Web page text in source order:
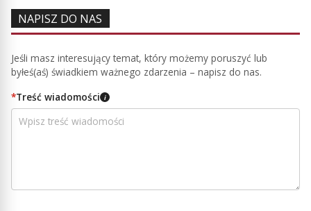
NAPISZ DO NAS
Jeśli masz interesujący temat, który możemy poruszyć lub
byłeś(aś) świadkiem ważnego zdarzenia – napisz do nas.
*Treść wiadomości i